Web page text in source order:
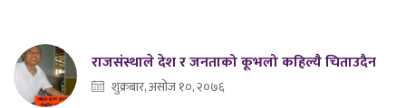
राजसंस्थाले देश र जनताको कूभलो कहिल्यै चिताउदैन
शुक्रबार, असोज १०, २०७६